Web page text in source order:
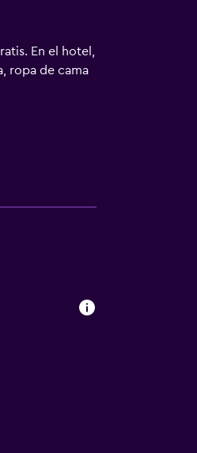
En el hotel,
ropa de cama